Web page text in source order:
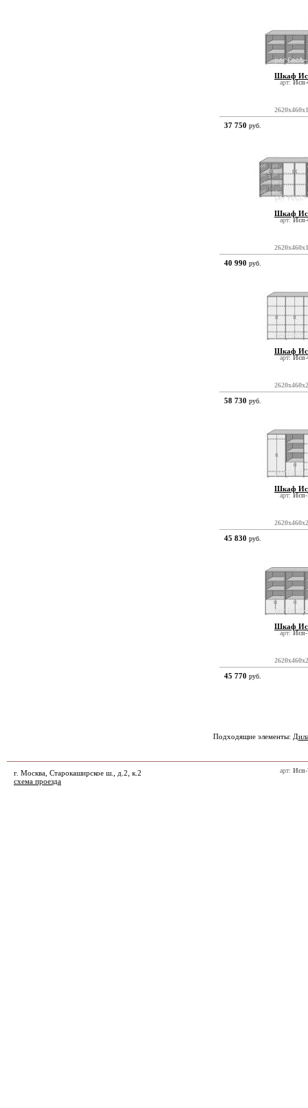
арт:Исп-
Шкаф
арт:Исп-
37 750 руб.
Шкаф
арт:Исп-
40 990 руб.
Шкаф
арт:Исп-
58 730 руб.
Шкаф
арт:Исп-
45 830 руб.
Шкаф
арт: Исп-
45 770 руб.
Подходящие элементы:
г. Москва, Старокаширское ш., д.2, к.2
схема проезда